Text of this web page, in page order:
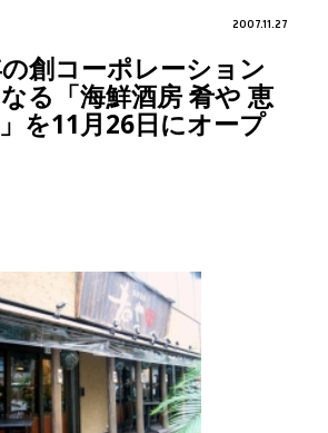
2007.11.27
創コーポレーション
る「海鮮酒房 肴や 恵
を11月26日にオープ